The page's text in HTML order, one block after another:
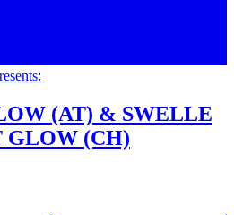
(AT) & SWELLE
GLOW (CH)